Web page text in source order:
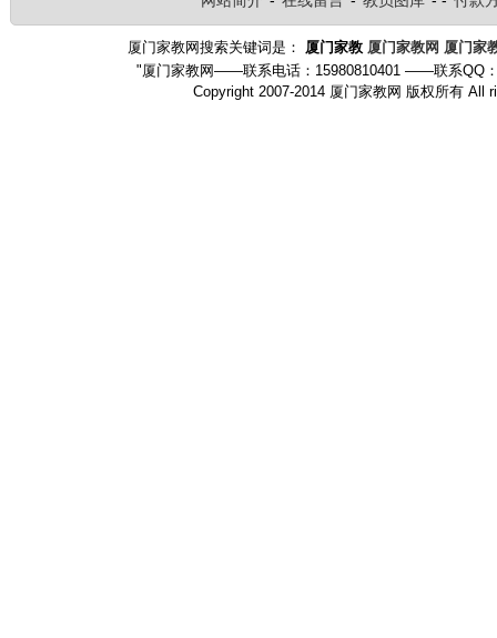
厦门家教网搜索关键词是： 厦门家教 厦门家教网 厦门家
"厦门家教网——联系电话：15980810401 ——联系QQ
Copyright 2007-2014 厦门家教网 版权所有 All